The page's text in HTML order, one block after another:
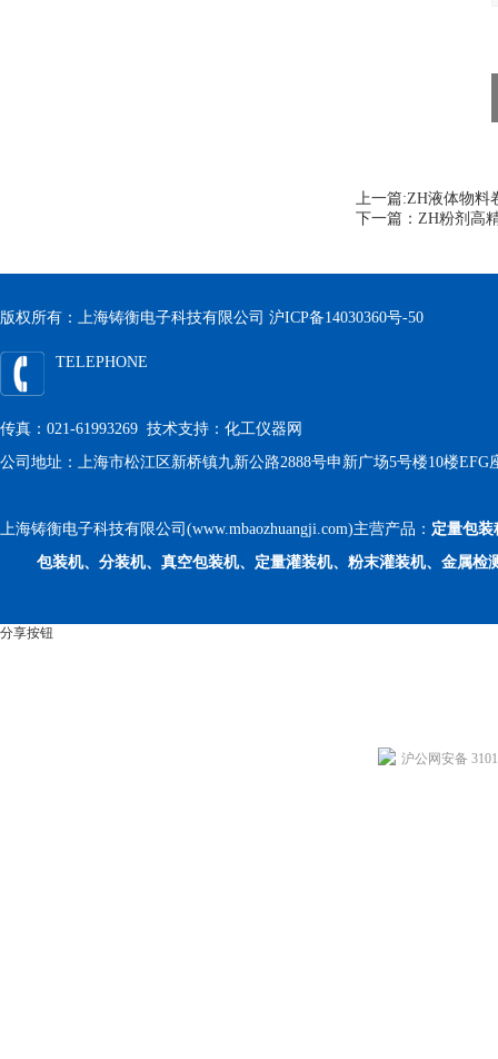
上一篇:ZH液体物料
下一篇： ZH粉剂高
版权所有：上海铸衡电子科技有限公司 沪ICP备14030360号-50
TELEPHONE
传真：021-61993269 技术支持： 化工仪器网
公司地址：上海市松江区新桥镇九新公路2888号申新广场5号楼10楼EFG
上海铸衡电子科技有限公司(www.mbaozhuangji.com)主营产品： 定量包装
包装机、分装机、真空包装机、定量灌装机、粉末灌装机、金属检
分享按钮
沪公网安备